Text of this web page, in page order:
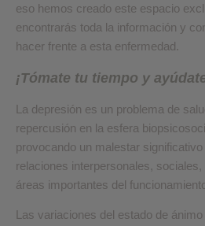
eso hemos creado este espacio
encontrarás toda la información y
hacer frente a esta enfermedad.
¡Tómate tu tiempo y
La depresión es un problema de
repercusión en la esfera
provocando un malestar
relaciones interpersonales,
áreas importantes del
Las variaciones del estado de